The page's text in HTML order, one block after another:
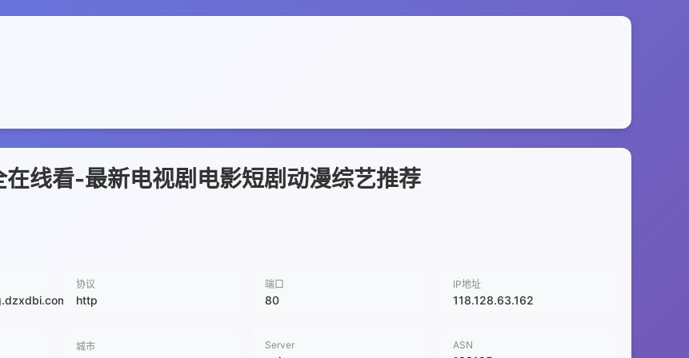
线看-最新电视剧电影短剧动漫综艺推荐
协议
http
端口
80
IP地址
118.128.63.162
城市 Server ASN